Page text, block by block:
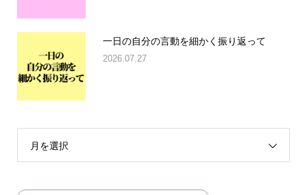
一日の自分の言動を細かく振り返って
2026.07.27
月を選択